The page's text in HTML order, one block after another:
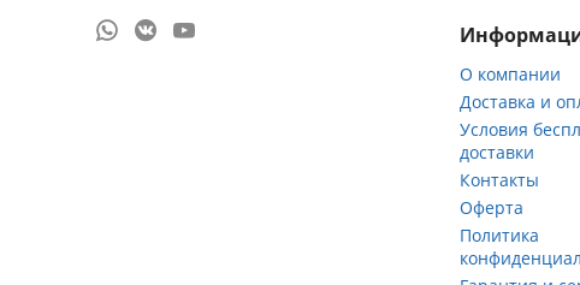
О компании
Доставка и
Условия
доставки
Контакты
Оферта
Политика